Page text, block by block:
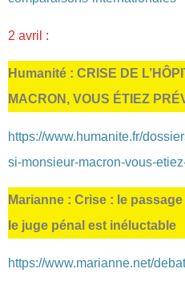
2 avril :
Humanité : CRISE DE
MACRON, VOUS ÉTIEZ
https://www.humanite.fr/
si-monsieur-macron-vous-
Marianne : Crise : le
le juge pénal est inéluctable
https://www.marianne.net/